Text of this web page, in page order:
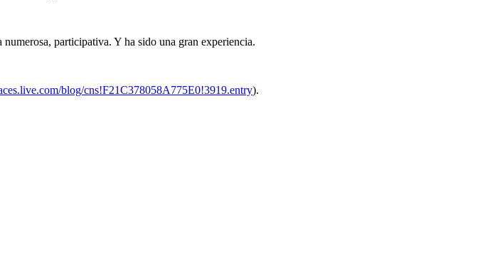
participativa. Y ha sido una gran experiencia.
blog/cns!F21C378058A775E0!3919.entry).